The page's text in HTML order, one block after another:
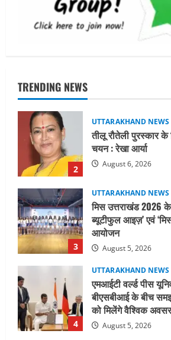
TRENDING NEWS
1
शिविर की व्यवस्थाओं
August 6, 2026
2
3
मिस उत्तराखंड 2026
ब्यूटीफुल आइज़’ एवं
आयोजन
August 5, 2026
4
UTTARAKHAND NEWS
एमआईटी वर्ल्ड पीस
बीएसबीआई के बीच
को मिलेंगे वैश्विक अवसर
August 5, 2026
5
STATES NEWS
महाराज की राजस्थान
शिष्टाचार भेंट पर्यटन
गतिविधियों के विस्तार पर
August 4, 2026